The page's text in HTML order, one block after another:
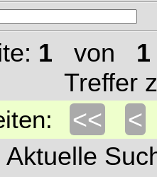
1 von 1
Treffer
<<
<
Aktuelle